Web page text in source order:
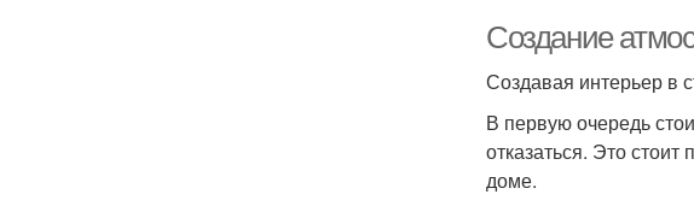
Создание
Создавая интерьер в
В первую очередь
отказаться. Это
доме.